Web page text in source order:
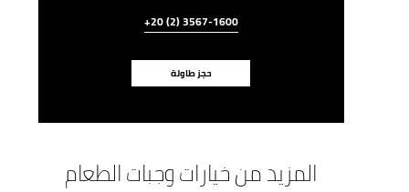
+20 (2) 3567-1600
حجز طاولة
المزيد من خيارات وجبات الطعام